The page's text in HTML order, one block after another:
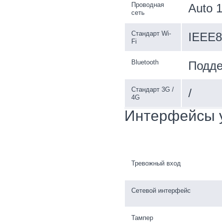
Проводная
сеть
Auto
Стандарт Wi-
Fi
Bluetooth
Стандарт 3G /
4G
/
Интерфейсы
Тревожный вход
Сетевой интерфейс
Тампер